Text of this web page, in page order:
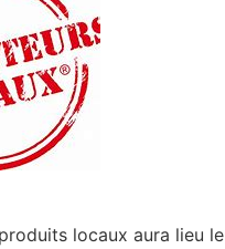
locaux aura lieu le